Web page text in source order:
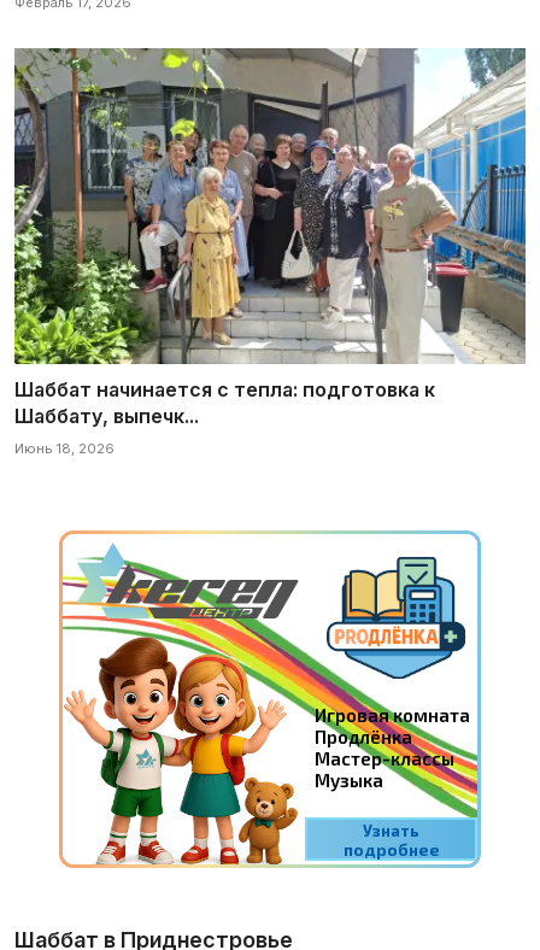
Шаббат начинается с тепла: подготовка к
Шаббату, выпечк...
Июнь 18, 2026
Шаббат в Приднестровье